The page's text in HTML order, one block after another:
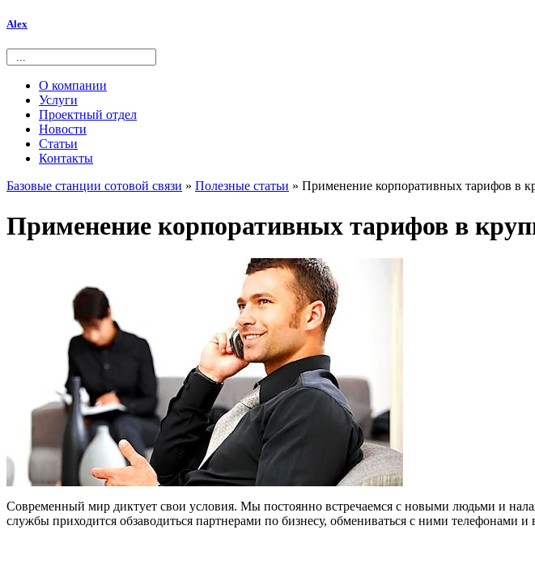
Alex
О компании
Услуги
Проектный отдел
Новости
Статьи
Контакты
Базовые станции сотовой связи » Полезные статьи » Применение корпоративных тарифов в
Применение корпоративных тарифов в
Современный мир диктует свои условия. Мы постоянно встречаемся с новыми людьми и
службы приходится обзаводиться партнерами по бизнесу, обмениваться с ними телефонами и